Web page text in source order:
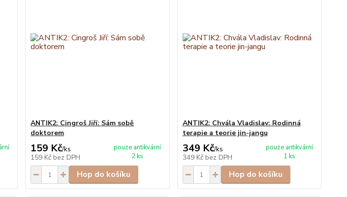
ANTIK2: Cingroš Jiří: Sám sobě
doktorem
159 Kč/ks
159 Kč bez DPH
pouze antikvární
2 ks
Hop do košíku
ANTIK2: Chvála Vladislav: Rodinná
terapie a teorie jin-jangu
349 Kč/ks
349 Kč bez DPH
pouze antikvární
1 ks
Hop do košíku